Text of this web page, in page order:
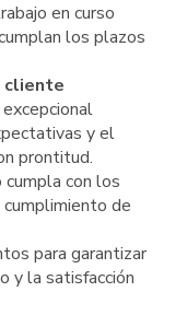
en curso
los plazos
cliente
y el
prontitud.
con los
de
para garantizar
y la satisfacción